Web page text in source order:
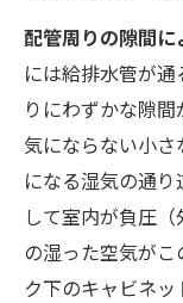
配管周りの隙間に
には給排水管が
りにわずかな隙
気にならない小
になる湿気の通
して室内が負圧
の湿った空気が
ク下のキャビネ